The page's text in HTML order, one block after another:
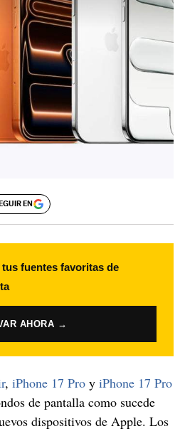
EN
fuentes favoritas de
AHORA →
, iPhone 17 Proy iPhone 17 Pro
de pantalla como sucede
dispositivos de Apple. Los